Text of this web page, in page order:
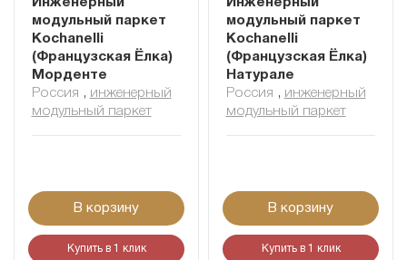
Инженерный
модульный паркет
Kochanelli
(Французская Ёлка)
Морденте
Россия , инженерный
модульный паркет
В корзину
Купить в 1 клик
Инженерный
модульный паркет
Kochanelli
(Французская Ёлка)
Натурале
Россия , инженерный
модульный паркет
В корзину
Купить в 1 клик